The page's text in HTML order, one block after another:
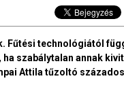
Fűtési technológiától
szabálytalan annak
Attila tűzoltó